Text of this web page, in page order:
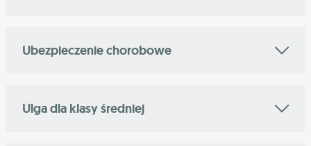
Ubezpieczenie chorobowe
Ulga dla klasy średniej